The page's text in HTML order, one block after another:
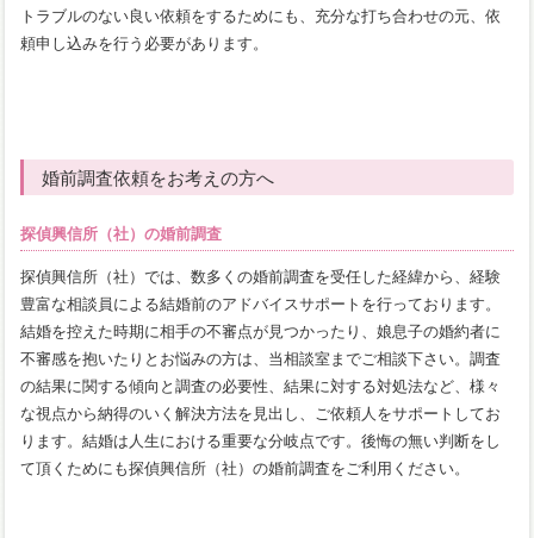
トラブルのない良い依頼をするためにも、充分な打ち合わせの元、依
頼申し込みを行う必要があります。
婚前調査依頼をお考えの方へ
探偵興信所（社）の婚前調査
探偵興信所（社）では、数多くの婚前調査を受任した経緯から、経験
豊富な相談員による結婚前のアドバイスサポートを行っております。
結婚を控えた時期に相手の不審点が見つかったり、娘息子の婚約者に
不審感を抱いたりとお悩みの方は、当相談室までご相談下さい。調査
の結果に関する傾向と調査の必要性、結果に対する対処法など、様々
な視点から納得のいく解決方法を見出し、ご依頼人をサポートしてお
ります。結婚は人生における重要な分岐点です。後悔の無い判断をし
て頂くためにも探偵興信所（社）の婚前調査をご利用ください。